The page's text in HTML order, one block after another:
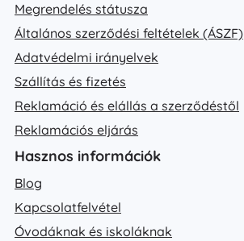
Megrendelés státusza
Általános szerződési feltételek (ÁSZF)
Adatvédelmi irányelvek
Szállítás és fizetés
Reklamáció és elállás a szerződéstől
Reklamációs eljárás
Hasznos információk
Blog
Kapcsolatfelvétel
Óvodáknak és iskoláknak